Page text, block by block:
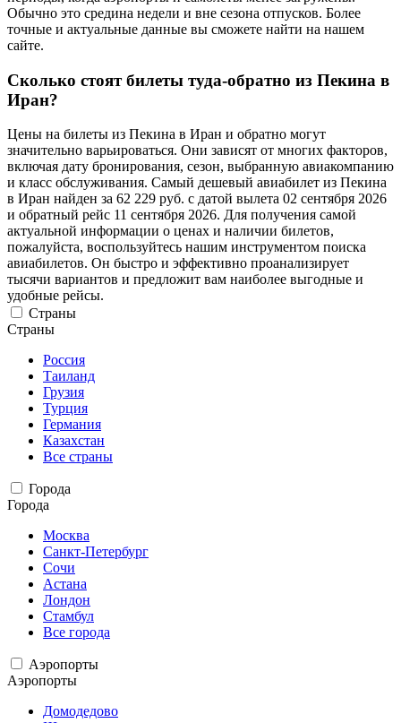
Обычно это средина недели и вне сезона отпусков. Более
точные и актуальные данные вы сможете найти на нашем
сайте.
Сколько стоят билеты туда-обратно из Пекина в
Иран?
Цены на билеты из Пекина в Иран и обратно могут
значительно варьироваться. Они зависят от многих факторов,
включая дату бронирования, сезон, выбранную авиакомпанию
и класс обслуживания. Самый дешевый авиабилет из Пекина
в Иран найден за 62 229 руб. с датой вылета 02 сентября 2026
и обратный рейс 11 сентября 2026. Для получения самой
актуальной информации о ценах и наличии билетов,
пожалуйста, воспользуйтесь нашим инструментом поиска
авиабилетов. Он быстро и эффективно проанализирует
тысячи вариантов и предложит вам наиболее выгодные и
удобные рейсы.
Страны
Страны
Россия
Таиланд
Грузия
Турция
Германия
Казахстан
Все страны
Города
Города
Москва
Санкт-Петербург
Сочи
Астана
Лондон
Стамбул
Все города
Аэропорты
Аэропорты
Домодедово